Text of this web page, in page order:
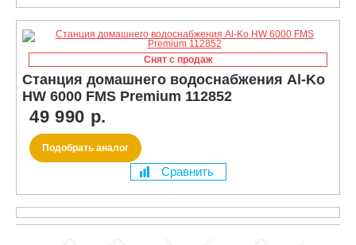
Снят с продаж
Станция домашнего водоснабжения Al-Ko
HW 6000 FMS Premium 112852
49 990 р.
Подобрать аналог
Сравнить